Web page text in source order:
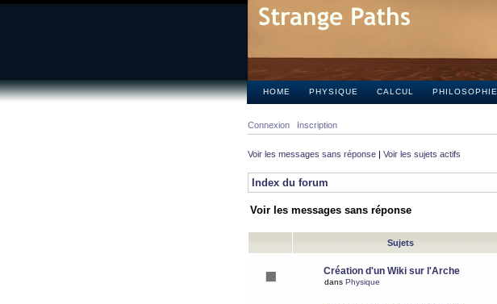
HOME PHYSIQUE CALCUL PHILOSOPHIE
Connexion Inscription
Voir les messages sans réponse | Voir les sujets actifs
Index du forum
Voir les messages sans réponse
Sujets
Création d'un Wiki sur l'Arche
dans Physique